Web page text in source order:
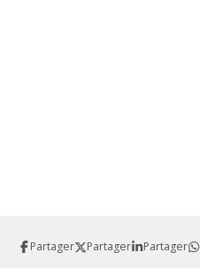
Partager Partager Partager